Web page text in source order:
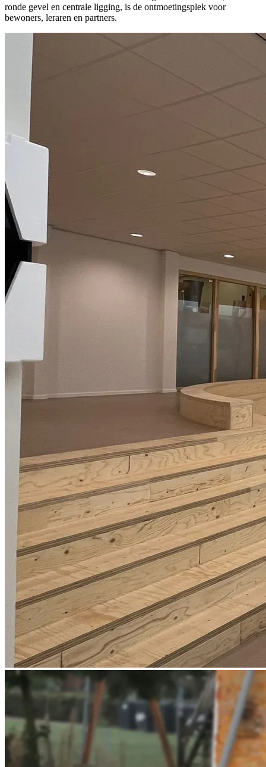
ronde gevel en centrale ligging, is de ontmoetingsplek voor
bewoners, leraren en partners.